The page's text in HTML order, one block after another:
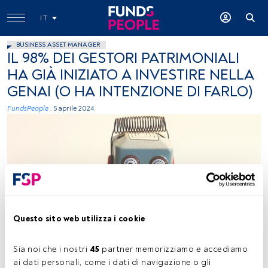
Questo sito web utilizza i cookie
Sia noi che i nostri 45 partner memorizziamo e accediamo
ai dati personali, come i dati di navigazione o gli
IT
BUSINESS ASSET MANAGER
IL 98% DEI GESTORI PATRIMONIALI
HA GIÀ INIZIATO A INVESTIRE NELLA
GENAI (O HA INTENZIONE DI FARLO)
FundsPeople . 5 aprile 2024
Foto Rock'n Roll Monkey (Unsplash)
Tempo di lettura:2 min.